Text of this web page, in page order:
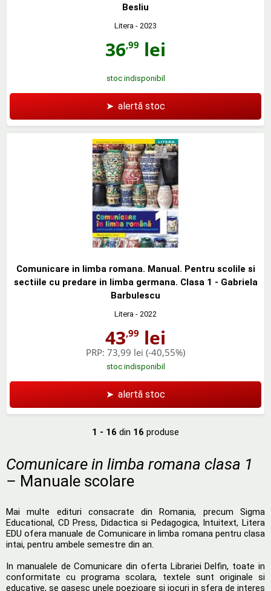
Besliu
Litera - 2023
36,99 lei
stoc indisponibil
➤ alertă stoc
Comunicare in limba romana. Manual. Pentru scolile si
sectiile cu predare in limba germana. Clasa 1 - Gabriela
Barbulescu
Litera - 2022
43,99 lei
PRP: 73,99 lei (-40,55%)
stoc indisponibil
➤ alertă stoc
1 - 16 din 16 produse
Comunicare in limba romana clasa 1
– Manuale scolare
Mai multe edituri consacrate din Romania, precum Sigma
Educational, CD Press, Didactica si Pedagogica, Intuitext, Litera
EDU ofera manuale de Comunicare in limba romana pentru clasa
intai, pentru ambele semestre din an.
In manualele de Comunicare din oferta Librariei Delfin, toate in
conformitate cu programa scolara, textele sunt originale si
educative, se gasesc unele poezioare si jocuri in sfera de interes